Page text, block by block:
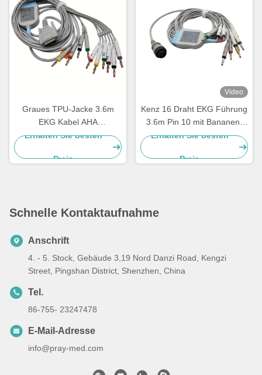
Graues TPU-Jacke 3.6m
EKG Kabel AHA
Verbindungsstück DBs 15
Erhalten Sie besten
Preis
Video
Kenz 16 Draht EKG Führung
3.6m Pin 10 mit Bananen-
Ende 63050074 63050075
Erhalten Sie besten
Preis
Schnelle Kontaktaufnahme
Anschrift
4. - 5. Stock, Gebäude 3,19 Nord Danzi Road, Kengzi
Street, Pingshan District, Shenzhen, China
Tel.
86-755- 23247478
E-Mail-Adresse
info@pray-med.com